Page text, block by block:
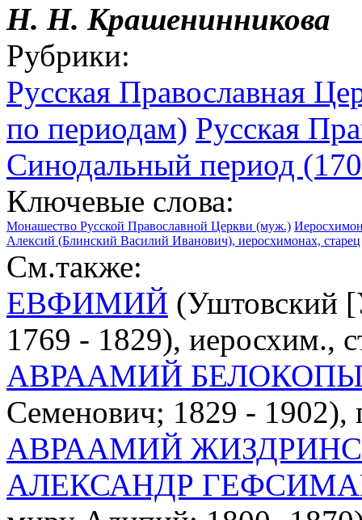
Н. Н. Крашенинникова
Рубрики:
Русская Православная
по периодам) Русская
Синодальный период
Ключевые слова:
Монашество Русской Православной Церкви (муж.)
Алексий (Блинский Василий Иванович), иеросхимонах, старец
См.также:
ЕВФИМИЙ (Уштовский
1769 - 1829), иеросхим.,
АВРААМИЙ
Семенович; 1829 - 1902),
АВРААМИЙ
АЛЕКСАНДР